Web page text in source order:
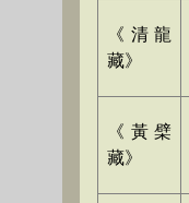
《清龍
藏》
《黃檗
藏》